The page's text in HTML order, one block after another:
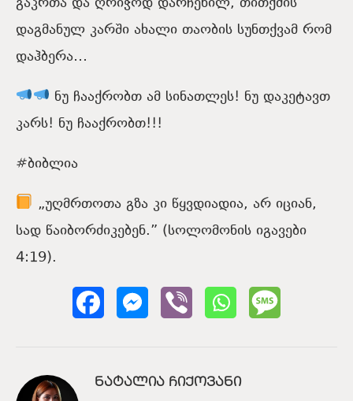
დაგმანულ კარში ახალი თაობის სუნთქვამ რომ
დაჰბერა…
ნუ ჩააქრობთ ამ სინათლეს! ნუ დაკეტავთ
კარს! ნუ ჩააქრობთ!!!
#ბიბლია
„უღმრთოთა გზა კი წყვდიადია, არ იციან,
სად წაიბორძიკებენ.” (სოლომონის იგავები
4:19).
ᲜᲐᲢᲐᲚᲘᲐ ᲩᲘᲥᲝᲕᲐᲜᲘ